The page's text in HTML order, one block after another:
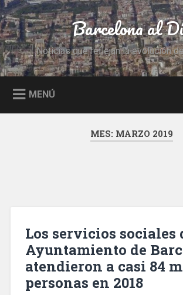
Saltar
al
contenido
Buscar Barcelona al
Noticias que reflejan la evolución
MENÚ
MES: MARZO 2019
Los servicios sociales
Ayuntamiento de
atendieron a casi 84
personas en 2018